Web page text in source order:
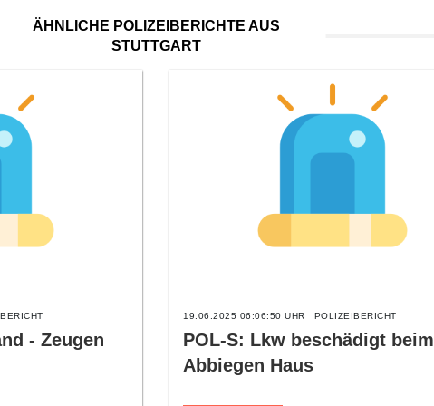
ÄHNLICHE POLIZEIBERICHTE AUS
STUTTGART
- Zeugen
19.06.2025 06:06:50 UHR POLIZEIBERICHT
POL-S: Lkw beschädigt beim
Abbiegen Haus